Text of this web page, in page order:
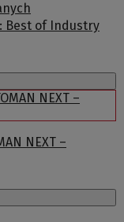
Best of Industry
NEXT –